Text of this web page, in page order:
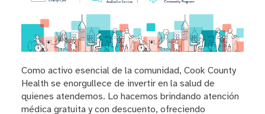
Como activo esencial de la comunidad, Cook County
Health se enorgullece de invertir en la salud de
quienes atendemos. Lo hacemos brindando atención
médica gratuita y con descuento, ofreciendo